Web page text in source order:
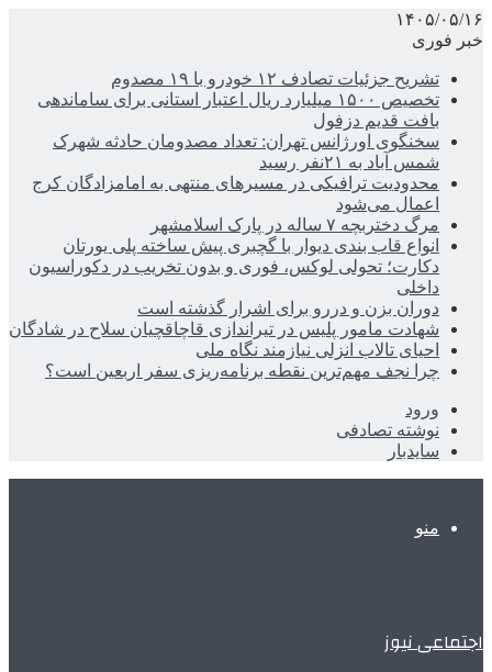
۱۴۰۵/۰۵/۱۶
خبر فوری
تشریح جزئیات تصادف ۱۲ خودرو با ۱۹ مصدوم
تخصیص ۱۵۰۰ میلیارد ریال اعتبار استانی برای ساماندهی
بافت قدیم دزفول
سخنگوی اورژانس تهران: تعداد مصدومان حادثه شهرک
شمس آباد به ۲۱نفر رسید
محدودیت ترافیکی در مسیرهای منتهی به امامزادگان کرج
اعمال می‌شود
مرگ دختربچه ۷ ساله در پارک اسلامشهر
انواع قاب بندی دیوار با گچبری پیش ساخته پلی یورتان
دکارت؛ تحولی لوکس، فوری و بدون تخریب در دکوراسیون
داخلی
دوران بزن و دررو برای اشرار گذشته است
شهادت مامور پلیس در تیراندازی قاچاقچیان سلاح در شادگان
احیای تالاب انزلی نیازمند نگاه ملی
چرا نجف مهم‌ترین نقطه برنامه‌ریزی سفر اربعین است؟
ورود
نوشته تصادفی
سایدبار
منو
اجتماعی نیوز